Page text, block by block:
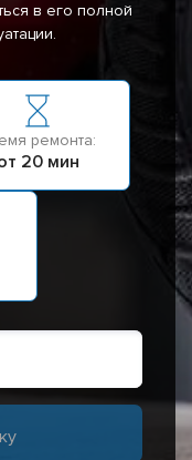
в его полной
ремонта:
20 мин